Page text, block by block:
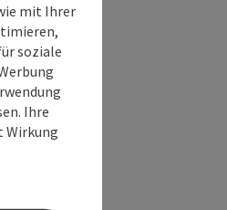
mit Ihrer
soziale
Ihre
Wirkung